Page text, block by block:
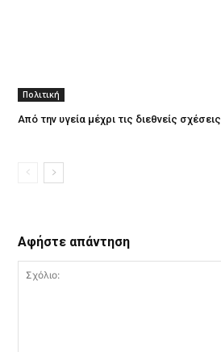
Πολιτική
Από την υγεία μέχρι τις διεθνείς σχέσεις
Αφήστε απάντηση